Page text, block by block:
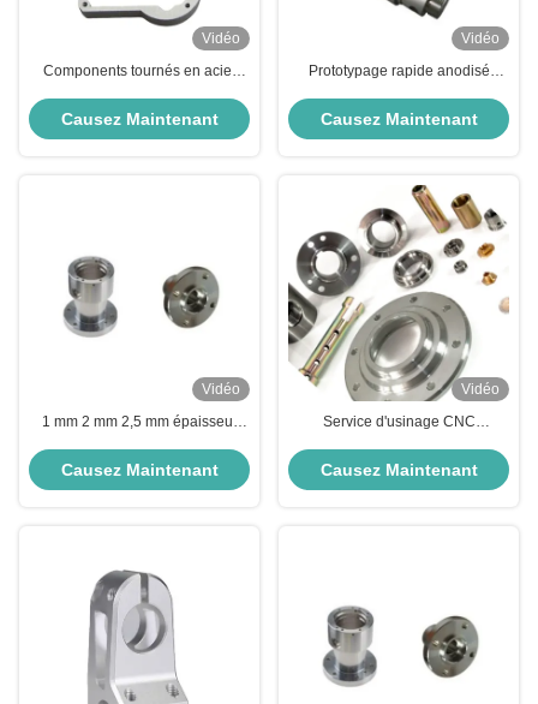
Vidéo
Components tournés en acier
Parties usinées sur mesure
Causez Maintenant
Vidéo
Prototypage rapide anodisé
métalliques CNC
Causez Maintenant
Vidéo
1 mm 2 mm 2,5 mm épaisseur
rapide pièces usinées
Causez Maintenant
Vidéo
Service d'usinage CNC
d'anodisation de l'aluminium
Causez Maintenant